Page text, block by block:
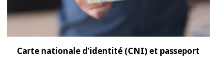
Carte nationale d’identité (CNI) et passeport